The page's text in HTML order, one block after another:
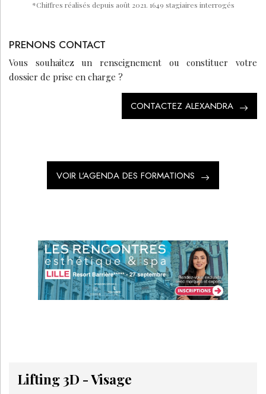
*Chiffres réalisés depuis août 2021. 1649 stagiaires interrogés
PRENONS CONTACT
Vous souhaitez un renseignement ou constituer votre
dossier de prise en charge ?
CONTACTEZ ALEXANDRA
VOIR L'AGENDA DES FORMATIONS
Lifting 3D - Visage